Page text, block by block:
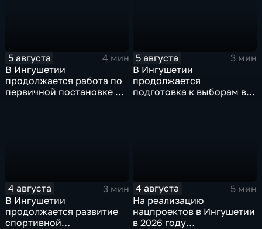
5 августа
4 мин
В Ингушетии
продолжается работа по
первичной постановке на
5 августа
3 мин
В Ингушетии
продолжается
подготовка к выборам в
4 августа
3 мин
В Ингушетии
продолжается развитие
спортивной
4 августа
5 мин
На реализацию
нацпроектов в Ингушетии
в 2026 году